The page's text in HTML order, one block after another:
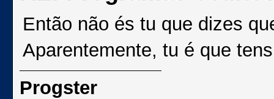
Então não és tu que dizes
Aparentemente, tu é que
Progster